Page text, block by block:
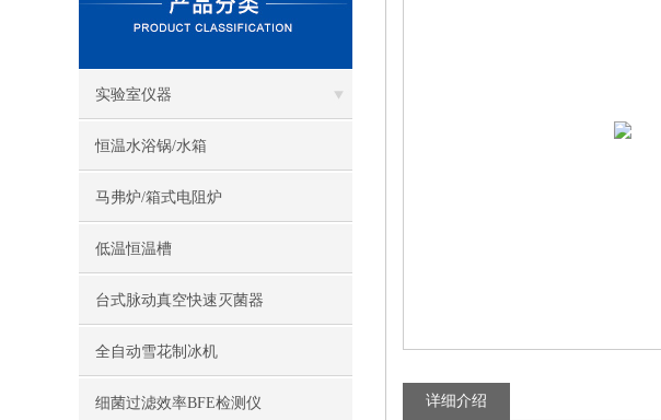
实验室仪器
恒温水浴锅/水箱
马弗炉/箱式电阻炉
低温恒温槽
台式脉动真空快速灭菌器
全自动雪花制冰机
细菌过滤效率BFE检测仪 详细介绍